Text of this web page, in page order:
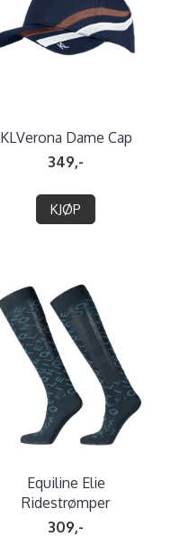
KLVerona Dame Cap
349,-
KJØP
Equiline Elie
Ridestrømper
309,-